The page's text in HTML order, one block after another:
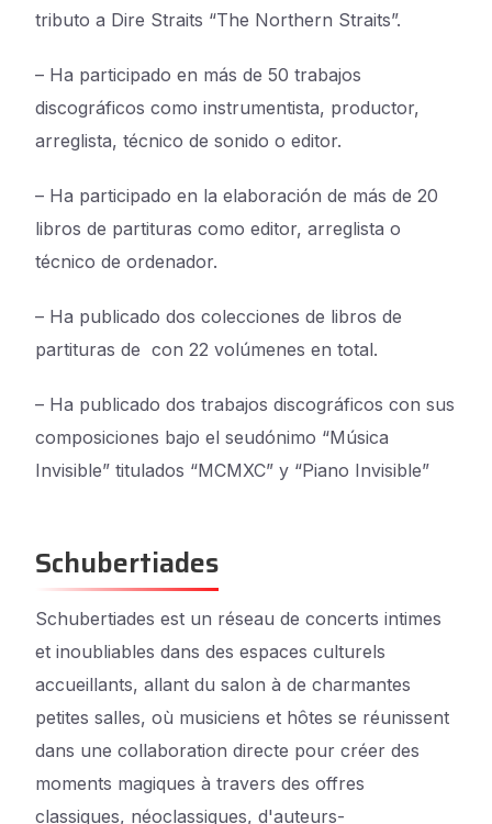
tributo a Dire Straits “The Northern Straits”.
– Ha participado en más de 50 trabajos
discográficos como instrumentista, productor,
arreglista, técnico de sonido o editor.
– Ha participado en la elaboración de más de 20
libros de partituras como editor, arreglista o
técnico de ordenador.
– Ha publicado dos colecciones de libros de
partituras de con 22 volúmenes en total.
– Ha publicado dos trabajos discográficos con sus
composiciones bajo el seudónimo “Música
Invisible” titulados “MCMXC” y “Piano Invisible”
Schubertiades
Schubertiades est un réseau de concerts intimes
et inoubliables dans des espaces culturels
accueillants, allant du salon à de charmantes
petites salles, où musiciens et hôtes se réunissent
dans une collaboration directe pour créer des
moments magiques à travers des offres
classiques, néoclassiques, d'auteurs-